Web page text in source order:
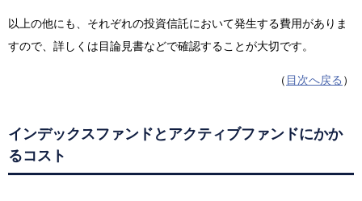
以上の他にも、それぞれの投資信託において発生する費用がありま
すので、詳しくは目論見書などで確認することが大切です。
（ 目次へ戻る ）
インデックスファンドとアクティブファンドにかか
るコスト